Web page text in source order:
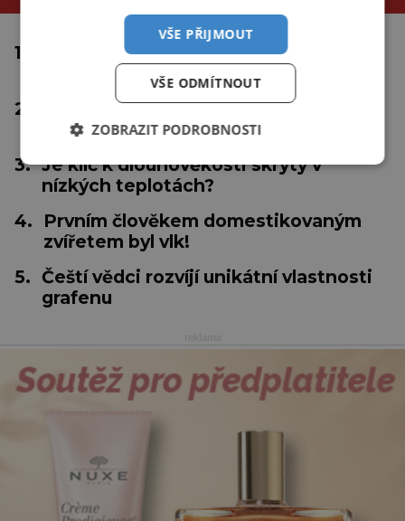
1.
Proč se tropické cyklóny netvoří u
rovníku?
2.
Inteligentní medicína: Nastává éra
"umělá"?
3. Je klíč k dlouhověkosti skrytý v
nízkých teplotách?
4.
Prvním člověkem domestikovaným
zvířetem byl vlk!
5. Čeští vědci rozvíjí unikátní vlastnosti
grafenu
VŠE PŘIJMOUT
VŠE ODMÍTNOUT
ZOBRAZIT PODROBNOSTI